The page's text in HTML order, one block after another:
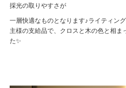
採光の取りやすさが
一層快適なものとなります♪ライティン
主様の支給品で、クロスと木の色と相ま
た✨